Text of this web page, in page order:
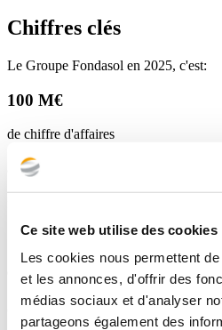
Ce site web utilise des cookies
Les cookies nous permettent
et les annonces, d'offrir des
médias sociaux et d'analyser
partageons également des
Chiffres clés
Le Groupe Fondasol en 2025, c'est:
100 M€
de chiffre d'affaires
850
75%
du capital détenu par nos salariés
35